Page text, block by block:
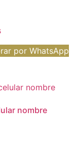
por WhatsApp
nombre